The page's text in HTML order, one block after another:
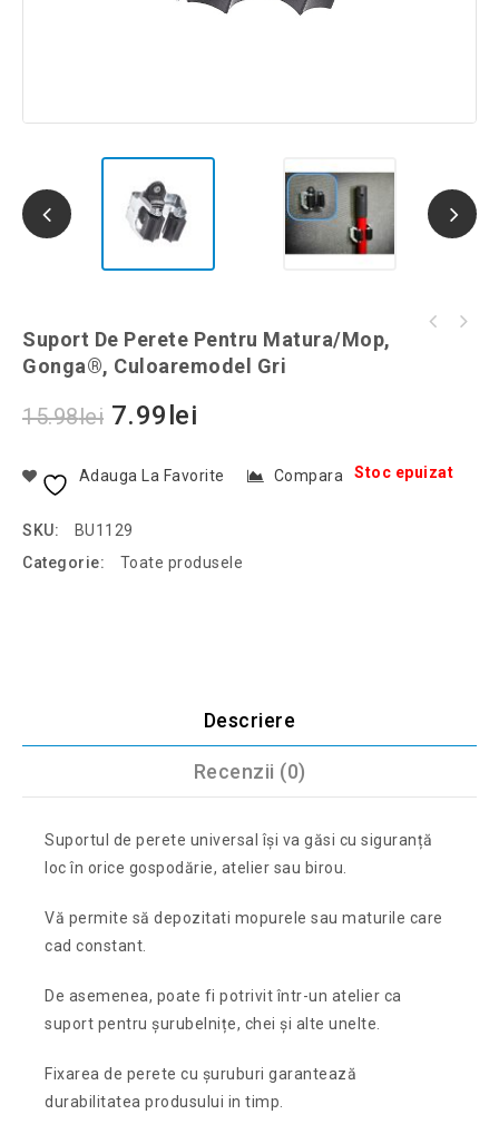
Suport De Perete Pentru Matura/mop,
Gonga®, Culoaremodel Gri
15.98lei 7.99 lei
Stoc epuizat
Adauga La Favorite Compara
SKU:
BU1129
Categorie:
Toate produsele
Descriere
Recenzii (0)
Suportul de perete universal își va găsi cu siguranță
loc în orice gospodărie, atelier sau birou.
Vă permite să depozitati mopurele sau maturile care
cad constant.
De asemenea, poate fi potrivit într-un atelier ca
suport pentru șurubelnițe, chei și alte unelte.
Fixarea de perete cu șuruburi garantează
durabilitatea produsului in timp.